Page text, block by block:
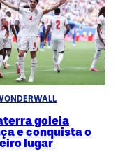
goleia
e conquista o
lugar